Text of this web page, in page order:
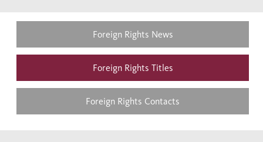
Foreign Rights News
Foreign Rights Titles
Foreign Rights Contacts